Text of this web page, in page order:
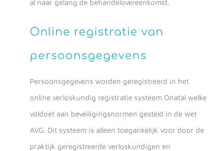
al naar gelang de behandelovereenkomst.
Online registratie van
persoonsgegevens
Persoonsgegevens worden geregistreerd in het
online verloskundig registratie systeem Onatal welke
voldoet aan beveiligingsnormen gesteld in de wet
AVG. Dit systeem is alleen toegankelijk voor door de
praktijk geregistreerde verloskundigen en